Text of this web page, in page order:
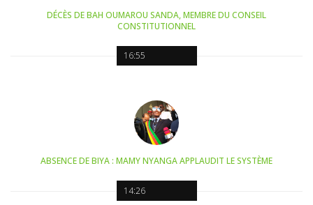
16:55
DÉCÈS DE BAH OUMAROU SANDA, MEMBRE DU CONSEIL
CONSTITUTIONNEL
14:26
ABSENCE DE BIYA : MAMY NYANGA APPLAUDIT LE SYSTÈME